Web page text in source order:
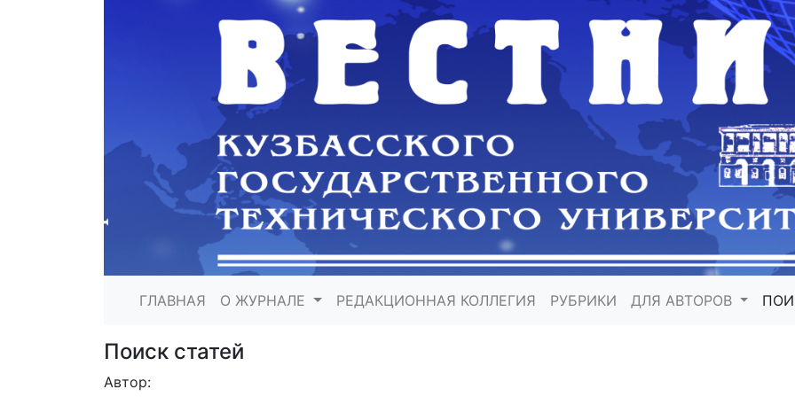
ГЛАВНАЯ О ЖУРНАЛЕ РЕДАКЦИОННАЯ КОЛЛЕГИЯ РУБРИКИ ДЛЯ АВТОРОВ
Поиск статей
Автор: